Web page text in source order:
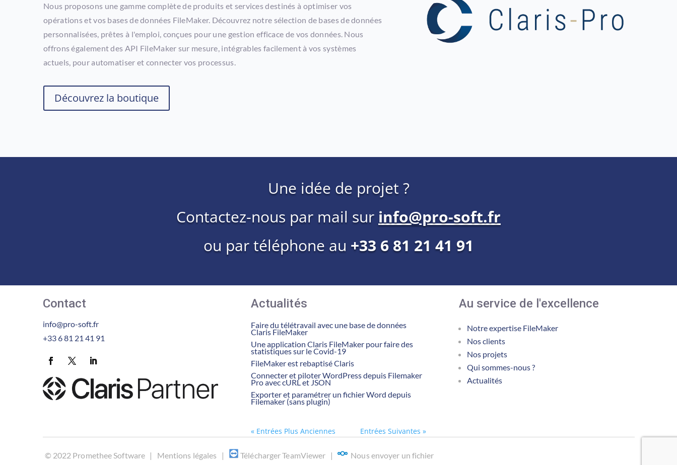
Nous proposons une gamme complète de produits et services destinés à optimiser vos
opérations et vos bases de données FileMaker. Découvrez notre sélection de bases de données
personnalisées, prêtes à l'emploi, conçues pour une gestion efficace de vos données. Nous
offrons également des API FileMaker sur mesure, intégrables facilement à vos systèmes
actuels, pour automatiser et connecter vos processus.
Découvrez la boutique
Une idée de projet ?
Contactez-nous par mail sur info@pro-soft.fr
ou par téléphone au +33 6 81 21 41 91
Contact
info@pro-soft.fr
+33 6 81 21 41 91
Actualités
Faire du télétravail avec une base de données
Claris FileMaker
Une application Claris FileMaker pour faire des
statistiques sur le Covid-19
FileMaker est rebaptisé Claris
Connecter et piloter WordPress depuis Filemaker
Pro avec cURL et JSON
Exporter et paramétrer un fichier Word depuis
Filemaker (sans plugin)
« Entrées Plus Anciennes Entrées Suivantes »
Au service de l'excellence
Notre expertise FileMaker
Nos clients
Nos projets
Qui sommes-nous ?
Actualités
© 2022 Promethee Software | Mentions légales | Télécharger TeamViewer | Nous envoyer un fichier